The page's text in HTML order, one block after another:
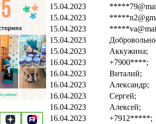
15.04.2023
15.04.2023
15.04.2023
15.04.2023
15.04.2023
Аккужина;
16.04.2023
+7900****;
16.04.2023
Виталий;
16.04.2023
Александр;
16.04.2023
Сергей;
16.04.2023
Алексей;
16.04.2023
+7912*****;